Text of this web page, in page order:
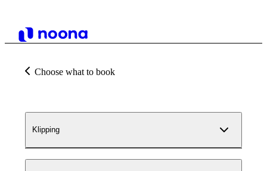
Choose what to book
Klipping